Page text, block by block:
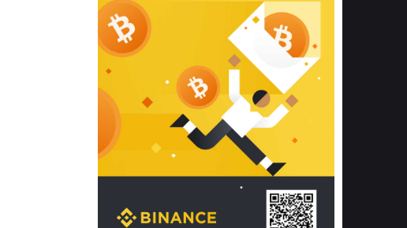
khuẩn và nấm mốc trong điều kiện
thời tiết nóng ẩm. Bạn có thể tìm hiểu
thêm các nghiên cứu khoa học về tác
động của giấc ngủ và môi trường
phòng ngủ đối với sức khỏe con
người tại Sleep Foundation (External
Link) để có cái nhìn toàn diện hơn.
2. Các tiêu chí vàng khi lựa chọn
chăn ga gối đệm cao cấp cho phòng
ngủ
Để sở hữu một bộ chăn ga gối đệm
cao cấp hoàn hảo cả về thẩm mỹ lẫn
công năng, người tiêu dùng cần cân
nhắc kỹ lưỡng các tiêu chí quan trọng